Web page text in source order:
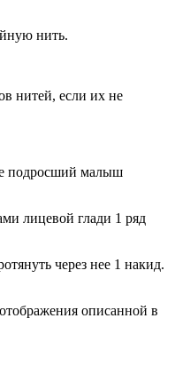
нить.
нитей, если их не
подросший малыш
лицевой глади 1 ряд
через нее 1 накид.
описанной в